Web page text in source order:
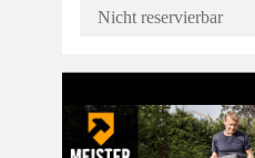
Nicht reservierbar